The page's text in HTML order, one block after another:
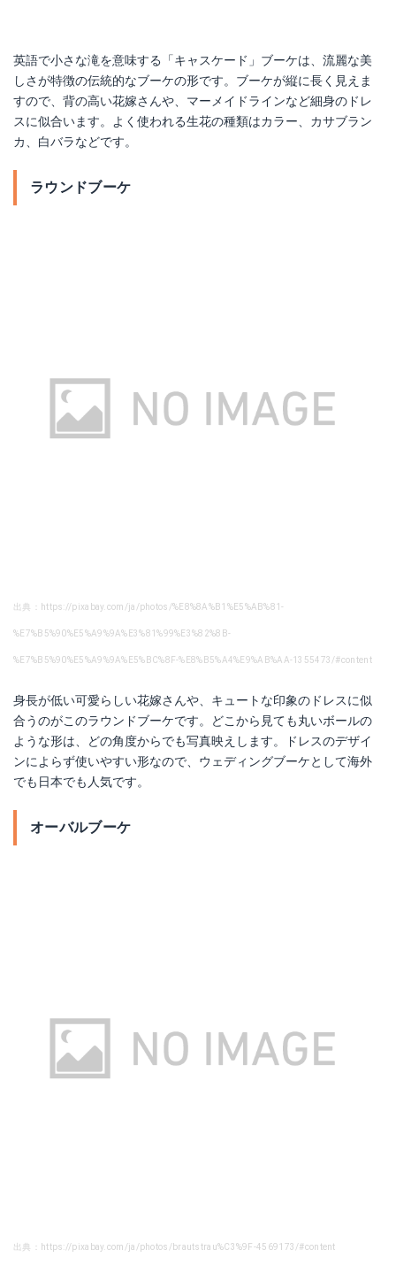
英語で小さな滝を意味する「キャスケード」ブーケは、流麗な美
しさが特徴の伝統的なブーケの形です。ブーケが縦に長く見えま
すので、背の高い花嫁さんや、マーメイドラインなど細身のドレ
スに似合います。よく使われる生花の種類はカラー、カサブラン
カ、白バラなどです。
ラウンドブーケ
出典：https://pixabay.com/ja/photos/%E8%8A%B1%E5%AB%81-
%E7%B5%90%E5%A9%9A%E3%81%99%E3%82%8B-
%E7%B5%90%E5%A9%9A%E5%BC%8F-%E8%B5%A4%E9%AB%AA-1355473/#content
身長が低い可愛らしい花嫁さんや、キュートな印象のドレスに似
合うのがこのラウンドブーケです。どこから見ても丸いボールの
ような形は、どの角度からでも写真映えします。ドレスのデザイ
ンによらず使いやすい形なので、ウェディングブーケとして海外
でも日本でも人気です。
オーバルブーケ
出典：https://pixabay.com/ja/photos/brautstrau%C3%9F-4569173/#content